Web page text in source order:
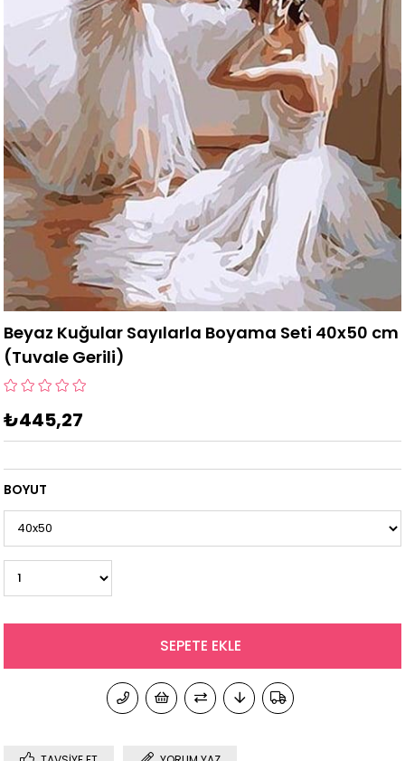
Beyaz Kuğular Sayılarla Boyama Seti 40x50 cm
(Tuvale Gerili)
₺445,27
BOYUT